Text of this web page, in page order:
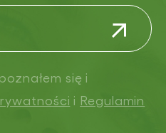
się i
i Regulamin